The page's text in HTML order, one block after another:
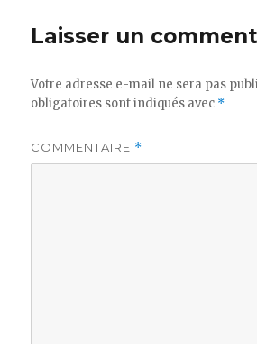
Laisser un
Votre adresse e-mail ne sera pas
obligatoires sont indiqués avec *
COMMENTAIRE *